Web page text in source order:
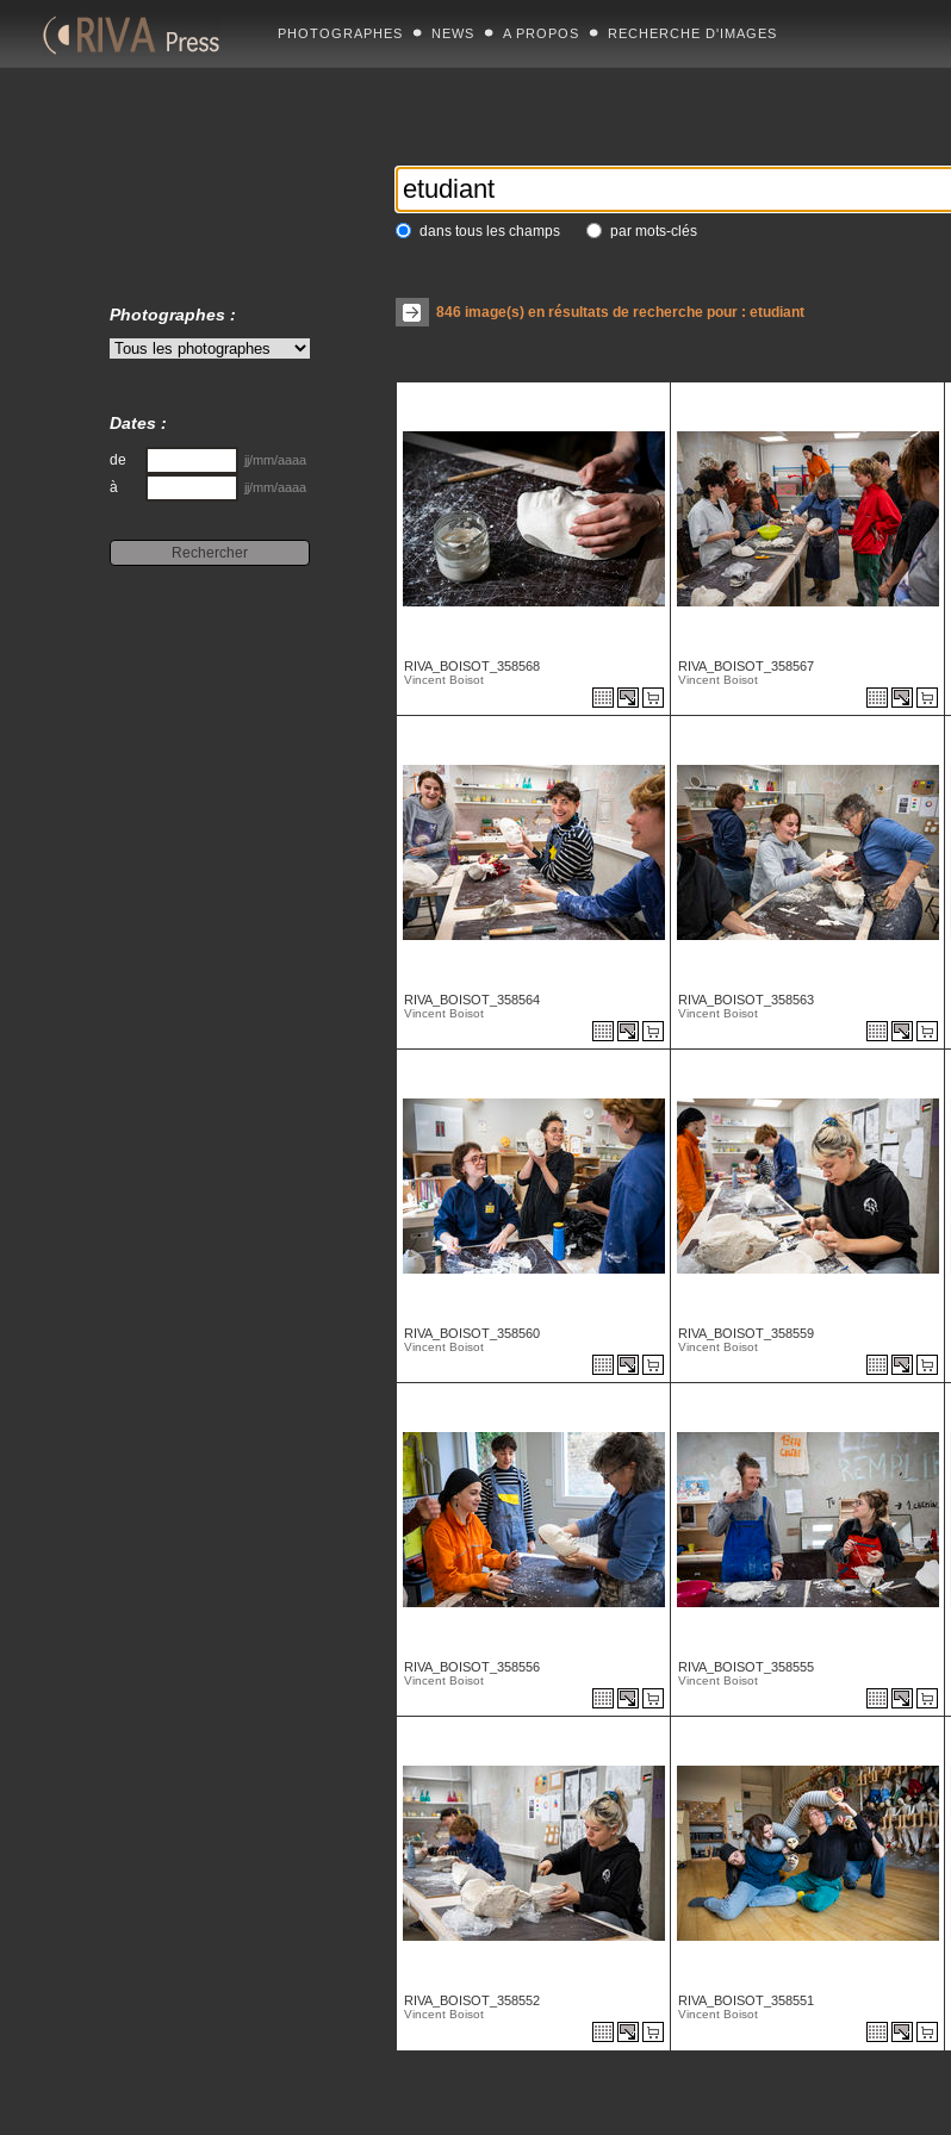
PHOTOGRAPHES NEWS A PROPOS RECHERCHE D'IMAGES
dans tous les champs par mots-clés
846 image(s) en résultats de recherche pour : etudiant
RIVA_BOISOT_358568
Vincent Boisot
RIVA_BOISOT_358567
Vincent Boisot
RIVA_BOISOT_358564
Vincent Boisot
RIVA_BOISOT_358563
Vincent Boisot
RIVA_BOISOT_358560
Vincent Boisot
RIVA_BOISOT_358559
Vincent Boisot
RIVA_BOISOT_358556
Vincent Boisot
RIVA_BOISOT_358555
Vincent Boisot
RIVA_BOISOT_358552
Vincent Boisot
RIVA_BOISOT_358551
Vincent Boisot
Photographes :
Dates :
de jj/mm/aaaa
à jj/mm/aaaa